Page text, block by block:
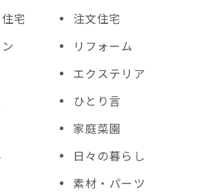
宅
注文住宅
リフォーム
エクステリア
ひとり言
家庭菜園
日々の暮らし
素材・パーツ